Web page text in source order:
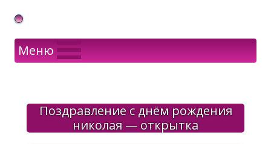
Gif Открытки в подарок
Меню
Поздравление с днём рождения
николая — открытка